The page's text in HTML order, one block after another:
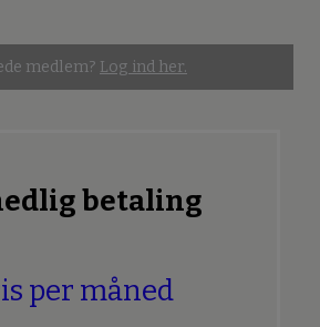
medlem? Log ind her.
betaling
per måned